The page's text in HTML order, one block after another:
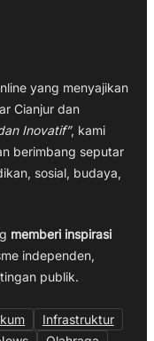
yang menyajikan
Cianjur dan
Inovatif”, kami
berimbang seputar
sosial, budaya,
memberi inspirasi
independen,
publik.
Infrastruktur